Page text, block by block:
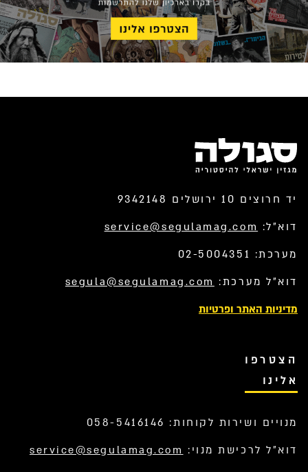
יד חרוצים 10 ירושלים 9342148
דוא”ל: service@segulamag.com
מערכת: 02-5004351
דוא”ל מערכת: segula@segulamag.com
מדיניות האתר ופרטיות
הצטרפו
אלינו
מנויים ושירות לקוחות: 058-5416146
דוא”ל לרכישת מנוי: service@segulamag.com